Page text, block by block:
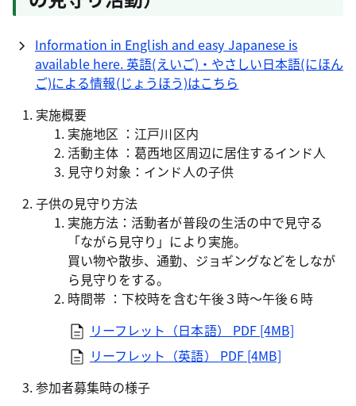
Information in English and easy Japanese is
available here. 英語(えいご)・やさしい日本語(にほん
ご)による情報(じょうほう)はこちら
実施概要
実施地区 ：江戸川区内
活動主体 ：葛西地区周辺に居住するインド人
見守り対象：インド人の子供
子供の見守り方法
実施方法：活動者が普段の生活の中で見守る
「ながら見守り」により実施。
買い物や散歩、通勤、ジョギングなどをしなが
ら見守りをする。
時間帯 ：下校時を含む午後３時～午後６時
リーフレット（日本語） PDF [4MB]
リーフレット（英語） PDF [4MB]
参加者募集時の様子